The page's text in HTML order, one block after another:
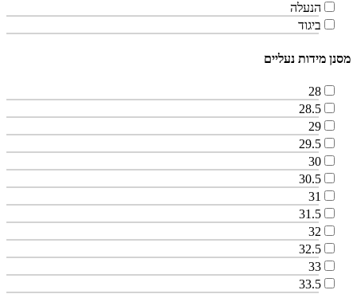
הנעלה
ביגוד
מסנן מידות נעליים
28
28.5
29
29.5
30
30.5
31
31.5
32
32.5
33
33.5